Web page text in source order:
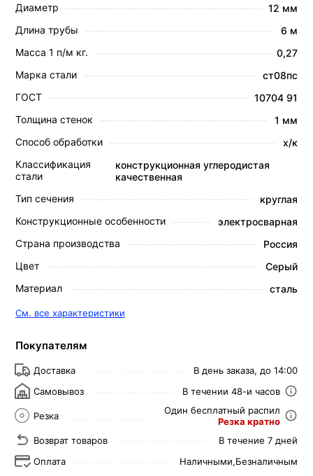
Диаметр
12 мм
Длина трубы
6 м
Масса 1 п/м кг.
0,27
Марка стали
ст08пс
ГОСТ
10704 91
Толщина стенок
1 мм
Способ обработки
х/к
Классификация
стали
конструкционная углеродистая
качественная
Тип сечения
круглая
Конструкционные особенности
электросварная
Страна производства
Россия
Цвет
Серый
Материал
сталь
См. все характеристики
Покупателям
Доставка
В день заказа, до 14:00
Самовывоз
В течении 48-и часов
Резка
Один бесплатный распил
Резка кратно
Возврат товаров
В течение 7 дней
Оплата
Наличными,Безналичным